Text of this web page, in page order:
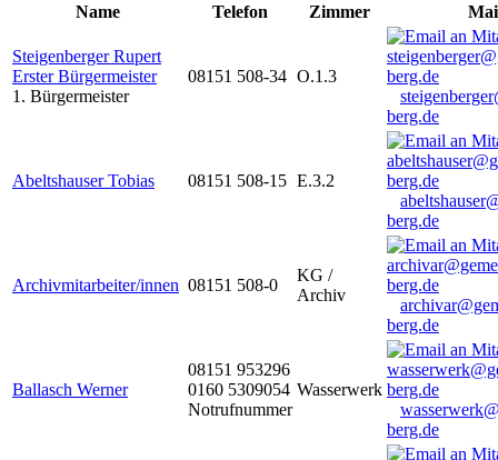
Name
Telefon Zimmer
Steigenberger Rupert
Erster Bürgermeister
1. Bürgermeister
08151 508-34 O.1.3
berg.de
Abeltshauser Tobias 08151 508-15 E.3.2
berg.de
Archivmitarbeiter/innen 08151 508-0
KG /
Archiv
berg.de
Ballasch Werner
08151 953296
0160 5309054
Notrufnummer
Wasserwerk
berg.de